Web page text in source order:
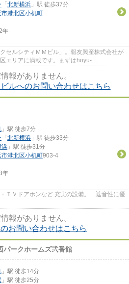
「 北新横浜 」駅 徒歩37分
市港北区小机町
年
セルシティＭＭビル」。報友興産株式会社が
エリアに満載です。まずはhoyu-
報がありません。
ルへのお問い合わせはこちら
」駅 徒歩7分
「 北新横浜 」駅 徒歩33分
浜 」駅 徒歩31分
市港北区小机町903-4
年
ＴＶドアホンなど 充実の設備。 遮音性に優
報がありません。
お問い合わせはこちら
パークホームズ弐番館
」駅 徒歩14分
」駅 徒歩25分